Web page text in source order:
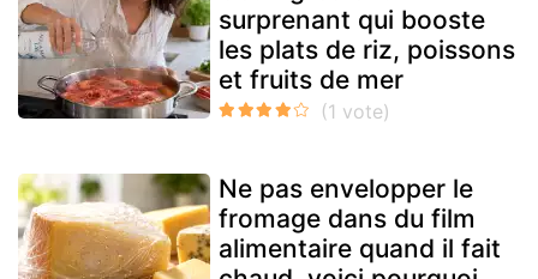
surprenant qui booste
les plats de riz, poissons
et fruits de mer
Ne pas envelopper le
fromage dans du film
alimentaire quand il fait